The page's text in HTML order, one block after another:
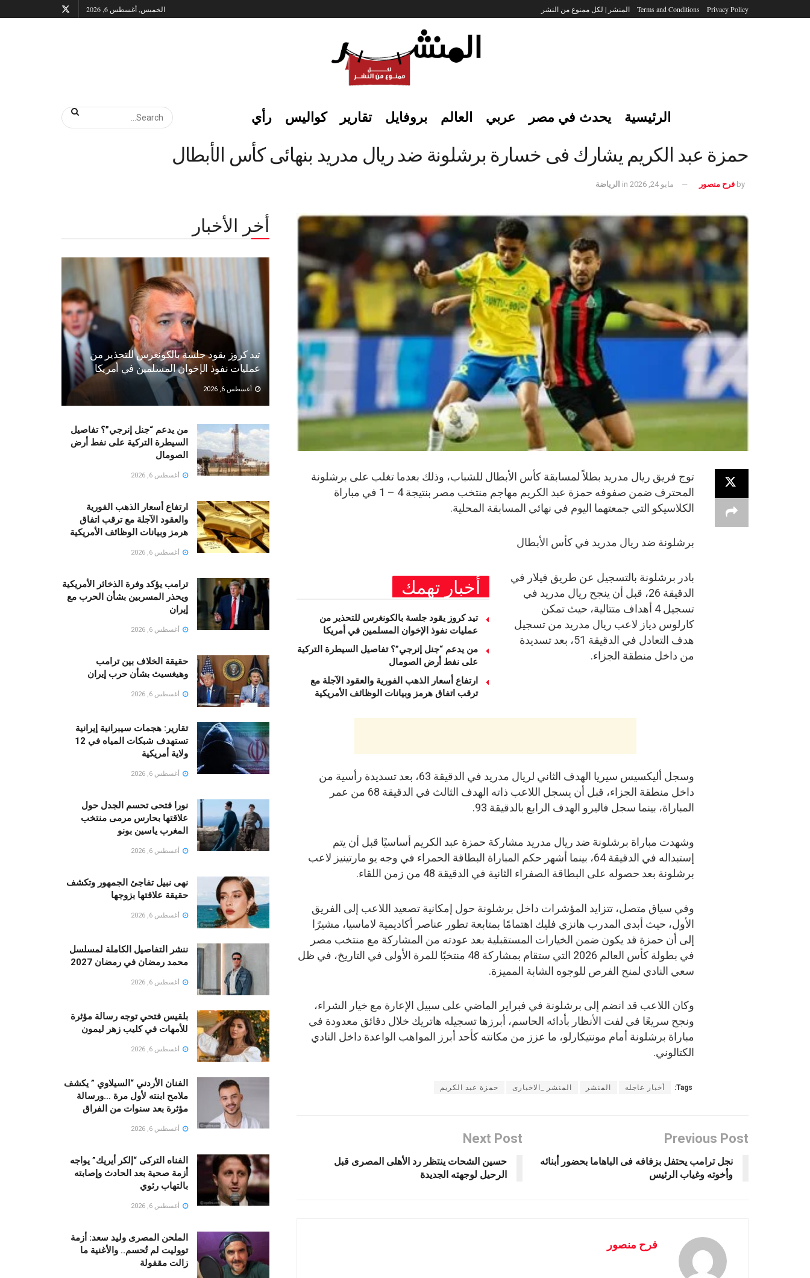
Privacy Policy
Terms and Conditions المنشر | لكل ممنوع من النشر الخميس, أغسطس 6, 2026
الرئيسية يحدث في مصر عربي العالم بروفايل تقارير كواليس رأي
حمزة عبد الكريم يشارك فى خسارة برشلونة ضد ريال مدريد بنهائى كأس الأبطال
by فرح منصور مايو 24, 2026 in الرياضة
توج فريق ريال مدريد بطلاً لمسابقة كأس الأبطال للشباب، وذلك بعدما تغلب على برشلونة
المحترف ضمن صفوفه حمزة عبد الكريم مهاجم منتخب مصر بنتيجة 4 – 1 في مباراة
الكلاسيكو التي جمعتهما اليوم في نهائي المسابقة المحلية.
برشلونة ضد ريال مدريد في كأس الأبطال
أخبار تهمك
تيد كروز يقود جلسة بالكونغرس للتحذير من
عمليات نفوذ الإخوان المسلمين في أمريكا
من يدعم “جنل إنرجي”؟ تفاصيل السيطرة التركية
على نفط أرض الصومال
ارتفاع أسعار الذهب الفورية والعقود الآجلة مع
ترقب اتفاق هرمز وبيانات الوظائف الأمريكية
بادر برشلونة بالتسجيل عن طريق فيلار في
الدقيقة 26، قبل أن ينجح ريال مدريد في
تسجيل 4 أهداف متتالية، حيث تمكن
كارلوس دياز لاعب ريال مدريد من تسجيل
هدف التعادل في الدقيقة 51، بعد تسديدة
من داخل منطقة الجزاء.
وسجل أليكسيس سيريا الهدف الثاني لريال مدريد في الدقيقة 63، بعد تسديدة رأسية من
داخل منطقة الجزاء، قبل أن يسجل اللاعب ذاته الهدف الثالث في الدقيقة 68 من عمر
المباراة، بينما سجل فاليرو الهدف الرابع بالدقيقة 93.
وشهدت مباراة برشلونة ضد ريال مدريد مشاركة حمزة عبد الكريم أساسيًا قبل أن يتم
إستبداله في الدقيقة 64، بينما أشهر حكم المباراة البطاقة الحمراء في وجه يو مارتينيز لاعب
برشلونة بعد حصوله على البطاقة الصفراء الثانية في الدقيقة 48 من زمن اللقاء.
وفي سياق متصل، تتزايد المؤشرات داخل برشلونة حول إمكانية تصعيد اللاعب إلى الفريق
الأول، حيث أبدى المدرب هانزي فليك اهتمامًا بمتابعة تطور عناصر أكاديمية لاماسيا، مشيرًا
إلى أن حمزة قد يكون ضمن الخيارات المستقبلية بعد عودته من المشاركة مع منتخب مصر
في بطولة كأس العالم 2026 التي ستقام بمشاركة 48 منتخبًا للمرة الأولى في التاريخ، في ظل
سعي النادي لمنح الفرص للوجوه الشابة المميزة.
وكان اللاعب قد انضم إلى برشلونة في فبراير الماضي على سبيل الإعارة مع خيار الشراء،
ونجح سريعًا في لفت الأنظار بأدائه الحاسم، أبرزها تسجيله هاتريك خلال دقائق معدودة في
مباراة برشلونة أمام مونتيكارلو، ما عزز من مكانته كأحد أبرز المواهب الواعدة داخل النادي
الكتالوني.
Tags: أخبار عاجله المنشر المنشر _الاخبارى حمزة عبد الكريم
Previous Post
نجل ترامب يحتفل بزفافه فى الباهاما بحضور أبنائه
وأخوته وغياب الرئيس
Next Post
حسين الشحات ينتظر رد الأهلى المصرى قبل
الرحيل لوجهته الجديدة
فرح منصور
أخر الأخبار
تيد كروز يقود جلسة بالكونغرس للتحذير من
عمليات نفوذ الإخوان المسلمين في أمريكا
أغسطس 6, 2026
من يدعم “جنل إنرجي”؟ تفاصيل
السيطرة التركية على نفط أرض
الصومال
أغسطس 6, 2026
ارتفاع أسعار الذهب الفورية
والعقود الآجلة مع ترقب اتفاق
هرمز وبيانات الوظائف الأمريكية
أغسطس 6, 2026
ترامب يؤكد وفرة الذخائر الأمريكية
ويحذر المسربين بشأن الحرب مع
إيران
أغسطس 6, 2026
حقيقة الخلاف بين ترامب
وهيغسيث بشأن حرب إيران
أغسطس 6, 2026
تقارير: هجمات سيبرانية إيرانية
تستهدف شبكات المياه في 12
ولاية أمريكية
أغسطس 6, 2026
نورا فتحى تحسم الجدل حول
علاقتها بحارس مرمى منتخب
المغرب ياسين بونو ‏
أغسطس 6, 2026
نهى نبيل تفاجئ الجمهور وتكشف
حقيقة علاقتها بزوجها
أغسطس 6, 2026
ننشر التفاصيل الكاملة لمسلسل
محمد رمضان في رمضان 2027
أغسطس 6, 2026
بلقيس فتحي توجه رسالة مؤثرة
للأمهات في كليب زهر ليمون ‏
أغسطس 6, 2026
الفنان الأردني “السيلاوي ” يكشف
ملامح ابنته لأول مرة …ورسالة
مؤثرة بعد سنوات من الفراق
أغسطس 6, 2026
الفناه التركى “إلكر أيريك” يواجه
أزمة صحية بعد الحادث وإصابته
بالتهاب رئوي
أغسطس 6, 2026
الملحن المصرى وليد سعد: أزمة
تووليت لم تُحسم.. والأغنية ما
زالت مقفولة